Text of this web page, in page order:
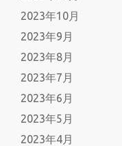
2023年10月
2023年9月
2023年8月
2023年7月
2023年6月
2023年5月
2023年4月